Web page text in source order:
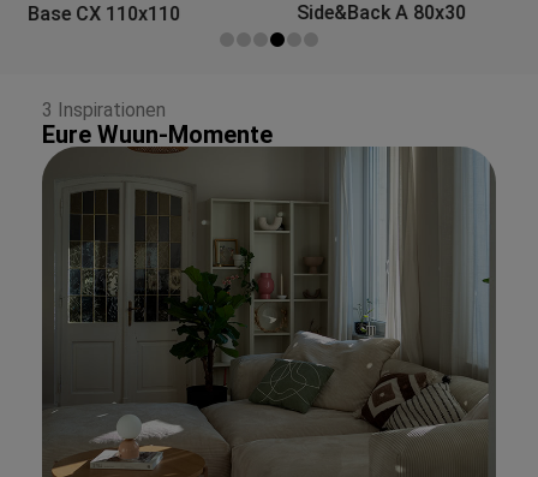
Side&Back A 80x30 Side&Back B 100x30
3 Inspirationen
Eure Wuun-Momente